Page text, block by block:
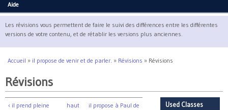
Aide
Les révisions vous permettent de faire le suivi des différences entre les différentes
versions de votre contenu, et de rétablir les versions plus anciennes.
Vous êtes ici
Accueil » il propose de venir et de parler. » Révisions » Révisions
Révisions
‹ il prend pleine
haut
il propose à Paul de
Used Classes